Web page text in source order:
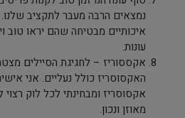
נמצאים הרבה מעבר לתקציב
איכותיים מבטיחה שהם יראו
עונות.
אקססוריז – לחגיגת הסיילים
האקסוסריז כולל נעליים. אני
אקסוסריז ומבחינתי לכל לוק רצוי
מאוזן ונכון.